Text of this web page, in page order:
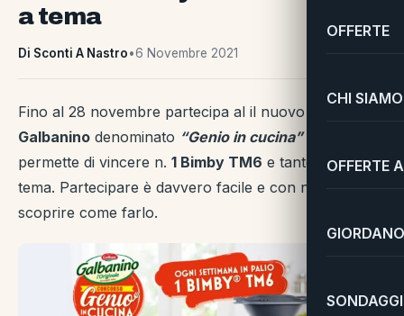
OFFERTE
CHI SIAMO
OFFERTE
a tema
Di Sconti A Nastro•6 Novembre 2021
Fino al 28 novembre partecipa al il nuovo
Galbanino denominato “Genio in cucina”che ti
permette di vincere n. 1 Bimby TM6 e tante letture a
tema. Partecipare è davvero facile e con noi puoi
scoprire come farlo.